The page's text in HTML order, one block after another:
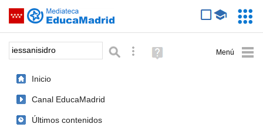
Saltar navegación
Palabra o frase: Búsqueda avanzada
Ayuda
(en
Inicio
Canal EducaMadrid
Últimos contenidos